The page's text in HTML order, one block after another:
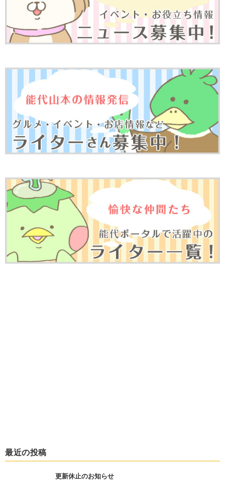
最近の投稿
更新休止のお知らせ